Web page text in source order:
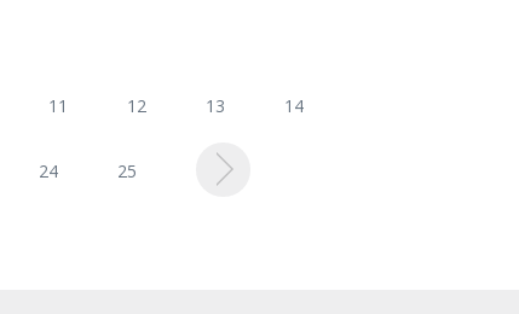
11 12 13 14
24 25